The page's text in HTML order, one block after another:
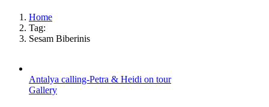
Home
Tag:
Sesam Biberinis
Antalya calling-Petra & Heidi on tour
Gallery